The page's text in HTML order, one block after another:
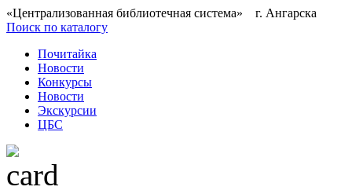
«Централизованная библиотечная система» г. Ангарска
Поиск по каталогу
Почитайка
Новости
Конкурсы
Новости
Экскурсии
ЦБС